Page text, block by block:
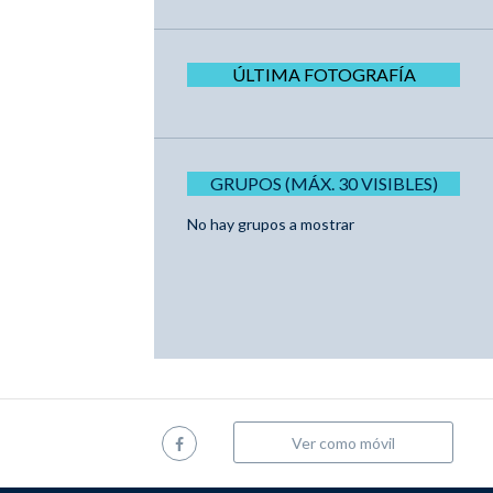
ÚLTIMA FOTOGRAFÍA
GRUPOS (MÁX. 30 VISIBLES)
No hay grupos a mostrar